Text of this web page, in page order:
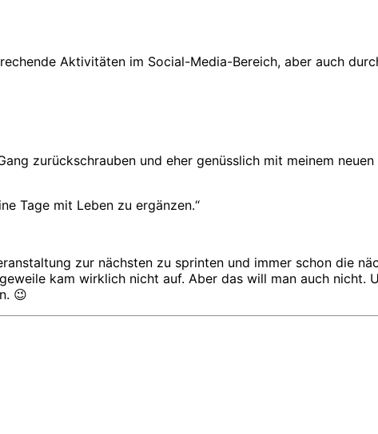
Aktivitäten im Social-Media-Bereich, aber auch
zurückschrauben und eher genüsslich mit meinem
Tage mit Leben zu ergänzen.“
zur nächsten zu sprinten und immer schon die
kam wirklich nicht auf. Aber das will man auch nicht.
😉